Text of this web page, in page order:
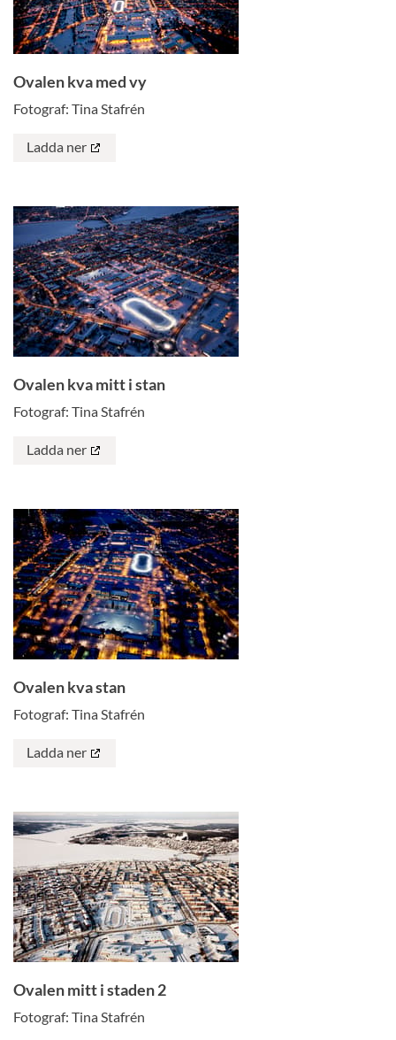
Ovalen kva med vy
Fotograf: Tina Stafrén
Ladda ner
Ovalen kva mitt i stan
Fotograf: Tina Stafrén
Ladda ner
Ovalen kva stan
Fotograf: Tina Stafrén
Ladda ner
Ovalen mitt i staden 2
Fotograf: Tina Stafrén